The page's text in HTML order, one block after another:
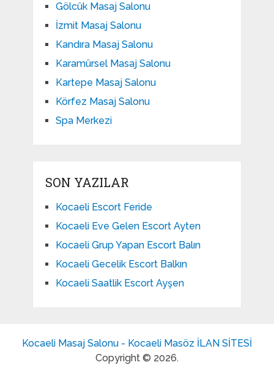
Gölcük Masaj Salonu
İzmit Masaj Salonu
Kandıra Masaj Salonu
Karamürsel Masaj Salonu
Kartepe Masaj Salonu
Körfez Masaj Salonu
Spa Merkezi
SON YAZILAR
Kocaeli Escort Feride
Kocaeli Eve Gelen Escort Ayten
Kocaeli Grup Yapan Escort Balın
Kocaeli Gecelik Escort Balkın
Kocaeli Saatlik Escort Ayşen
Kocaeli Masaj Salonu - Kocaeli Masöz İLAN SİTESİ
Copyright © 2026.